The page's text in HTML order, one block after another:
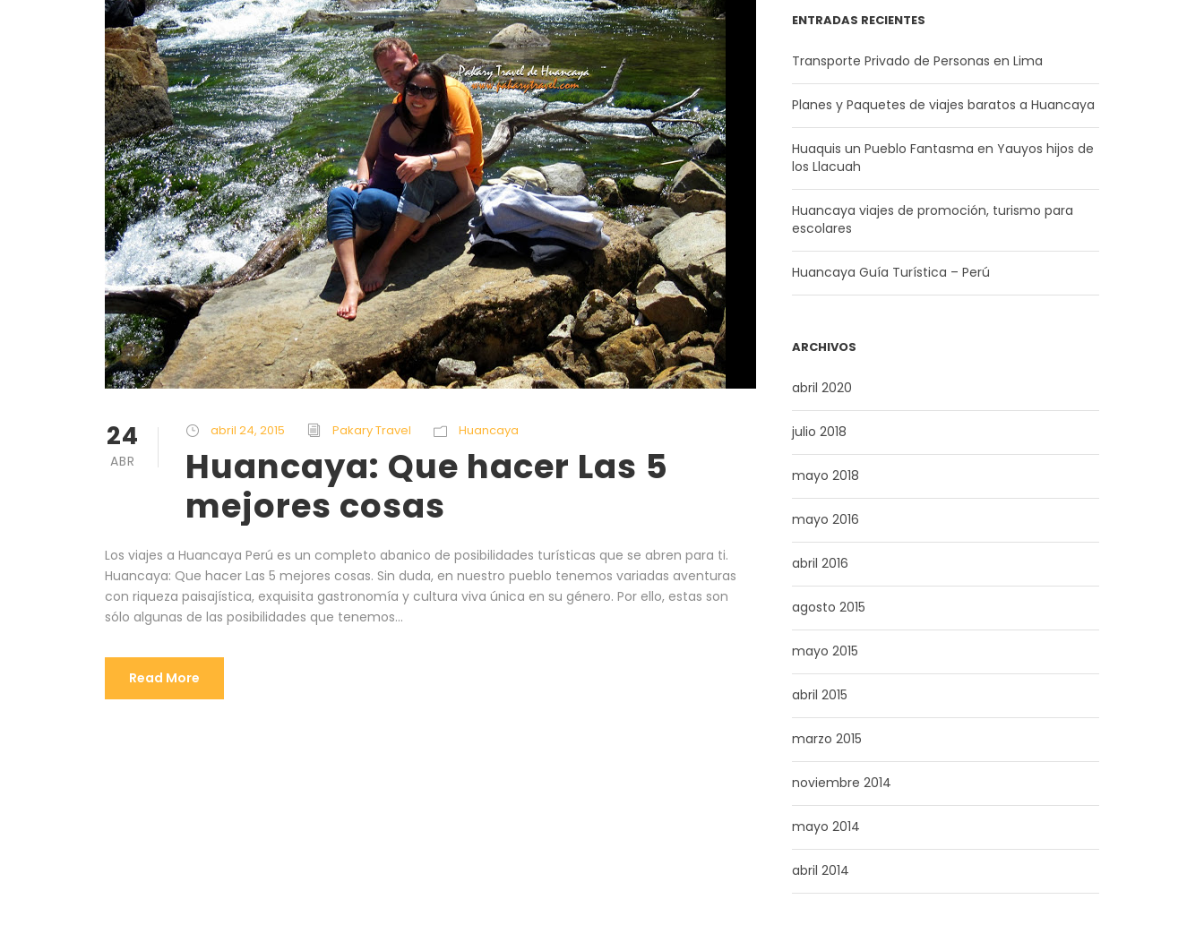
24
ABR
abril 24, 2015 Pakary Travel Huancaya
Huancaya: Que hacer Las 5
mejores cosas
Los viajes a Huancaya Perú es un completo abanico de posibilidades turísticas que se abren para ti.
Huancaya: Que hacer Las 5 mejores cosas. Sin duda, en nuestro pueblo tenemos variadas aventuras
con riqueza paisajística, exquisita gastronomía y cultura viva única en su género. Por ello, estas son
sólo algunas de las posibilidades que tenemos...
Read More
ENTRADAS RECIENTES
Transporte Privado de Personas en Lima
Planes y Paquetes de viajes baratos a Huancaya
Huaquis un Pueblo Fantasma en Yauyos hijos de
los Llacuah
Huancaya viajes de promoción, turismo para
escolares
Huancaya Guía Turística – Perú
ARCHIVOS
abril 2020
julio 2018
mayo 2018
mayo 2016
abril 2016
agosto 2015
mayo 2015
abril 2015
marzo 2015
noviembre 2014
mayo 2014
abril 2014